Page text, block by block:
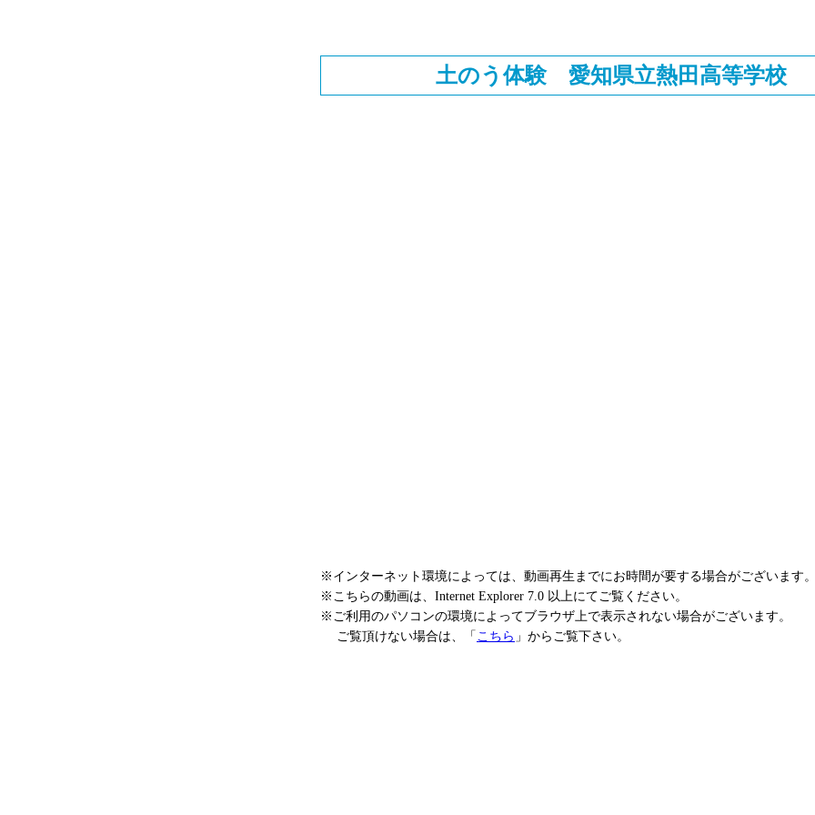
土のう体験 愛知県立熱田高等学校
※インターネット環境によっては、動画再生までにお時間が要する場合がございます
※こちらの動画は、Internet Explorer 7.0 以上にてご覧ください。
※ご利用のパソコンの環境によってブラウザ上で表示されない場合がございます。
ご覧頂けない場合は、「 こちら 」からご覧下さい。